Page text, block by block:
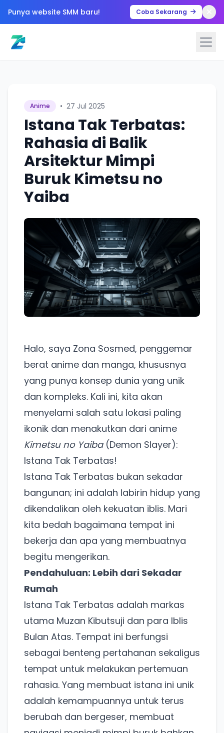
Punya website SMM baru! Coba Sekarang
Anime • 27 Jul 2025
Istana Tak Terbatas:
Rahasia di Balik
Arsitektur Mimpi
Buruk Kimetsu no
Yaiba
Halo, saya Zona Sosmed, penggemar
berat anime dan manga, khususnya
yang punya konsep dunia yang unik
dan kompleks. Kali ini, kita akan
menyelami salah satu lokasi paling
ikonik dan menakutkan dari anime
Kimetsu no Yaiba(Demon Slayer):
Istana Tak Terbatas!
Istana Tak Terbatas bukan sekadar
bangunan; ini adalah labirin hidup yang
dikendalikan oleh kekuatan iblis. Mari
kita bedah bagaimana tempat ini
bekerja dan apa yang membuatnya
begitu mengerikan.
Pendahuluan: Lebih dari Sekadar
Rumah
Istana Tak Terbatas adalah markas
utama Muzan Kibutsuji dan para Iblis
Bulan Atas. Tempat ini berfungsi
sebagai benteng pertahanan sekaligus
tempat untuk melakukan pertemuan
rahasia. Yang membuat istana ini unik
adalah kemampuannya untuk terus
berubah dan bergeser, membuat